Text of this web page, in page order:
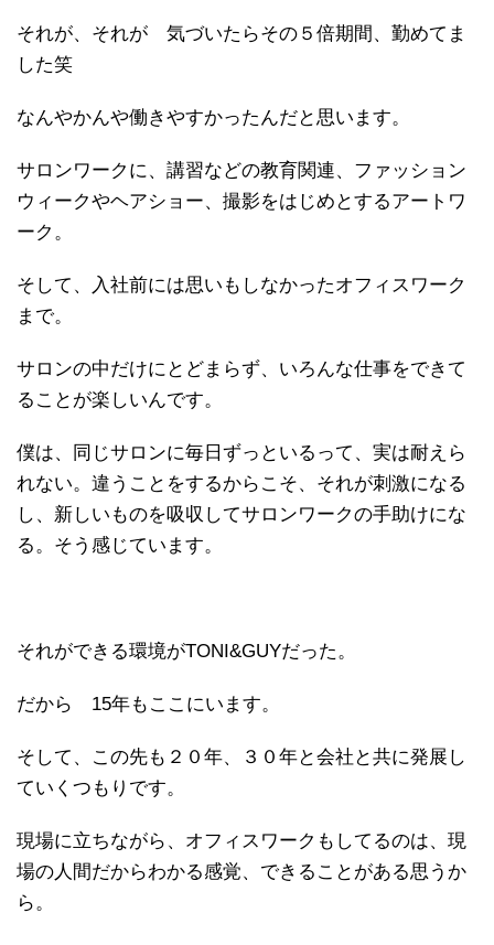
それが、それが 気づいたらその５倍期間、勤めてま
した笑
なんやかんや働きやすかったんだと思います。
サロンワークに、講習などの教育関連、ファッション
ウィークやヘアショー、撮影をはじめとするアートワ
ーク。
そして、入社前には思いもしなかったオフィスワーク
まで。
サロンの中だけにとどまらず、いろんな仕事をできて
ることが楽しいんです。
僕は、同じサロンに毎日ずっといるって、実は耐えら
れない。違うことをするからこそ、それが刺激になる
し、新しいものを吸収してサロンワークの手助けにな
る。そう感じています。
それができる環境がTONI&GUYだった。
だから 15年もここにいます。
そして、この先も２０年、３０年と会社と共に発展し
ていくつもりです。
現場に立ちながら、オフィスワークもしてるのは、現
場の人間だからわかる感覚、できることがある思うか
ら。